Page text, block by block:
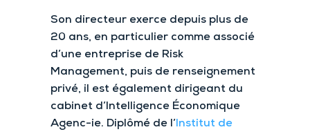
Son directeur exerce depuis plus de
20 ans, en particulier comme associé
d’une entreprise de Risk
Management, puis de renseignement
privé, il est également dirigeant du
cabinet d’Intelligence Économique
Agenc-ie. Diplômé de l’ Institut de